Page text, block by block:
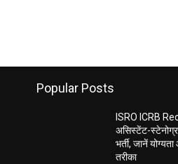
Popular Posts
ISRO ICRB
असिस्टेंट-
भर्ती, जानें
तरीका